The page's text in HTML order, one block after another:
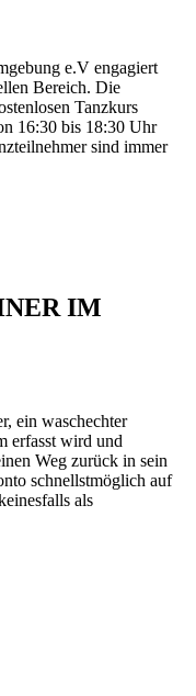
e.V engagiert
Bereich. Die
Tanzkurs
16:30 bis 18:30 Uhr
sind immer
IM
ein waschechter
erfasst wird und
Weg zurück in sein
schnellstmöglich auf
als